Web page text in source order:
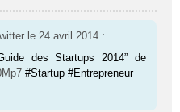
le 24 avril 2014 :
des Startups 2014” de
#Startup #Entrepreneur